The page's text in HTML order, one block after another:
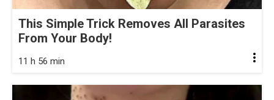
This Simple Trick Removes All Parasites
From Your Body!
11 h 56 min